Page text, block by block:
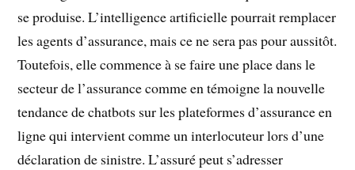
se produise. L’intelligence artificielle pourrait remplacer
les agents d’assurance, mais ce ne sera pas pour aussitôt.
Toutefois, elle commence à se faire une place dans le
secteur de l’assurance comme en témoigne la nouvelle
tendance de chatbots sur les plateformes d’assurance en
ligne qui intervient comme un interlocuteur lors d’une
déclaration de sinistre. L’assuré peut s’adresser